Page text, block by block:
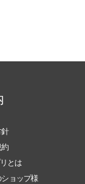
針
とは
ョップ様